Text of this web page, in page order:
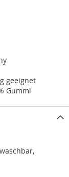
geeignet
Gummi